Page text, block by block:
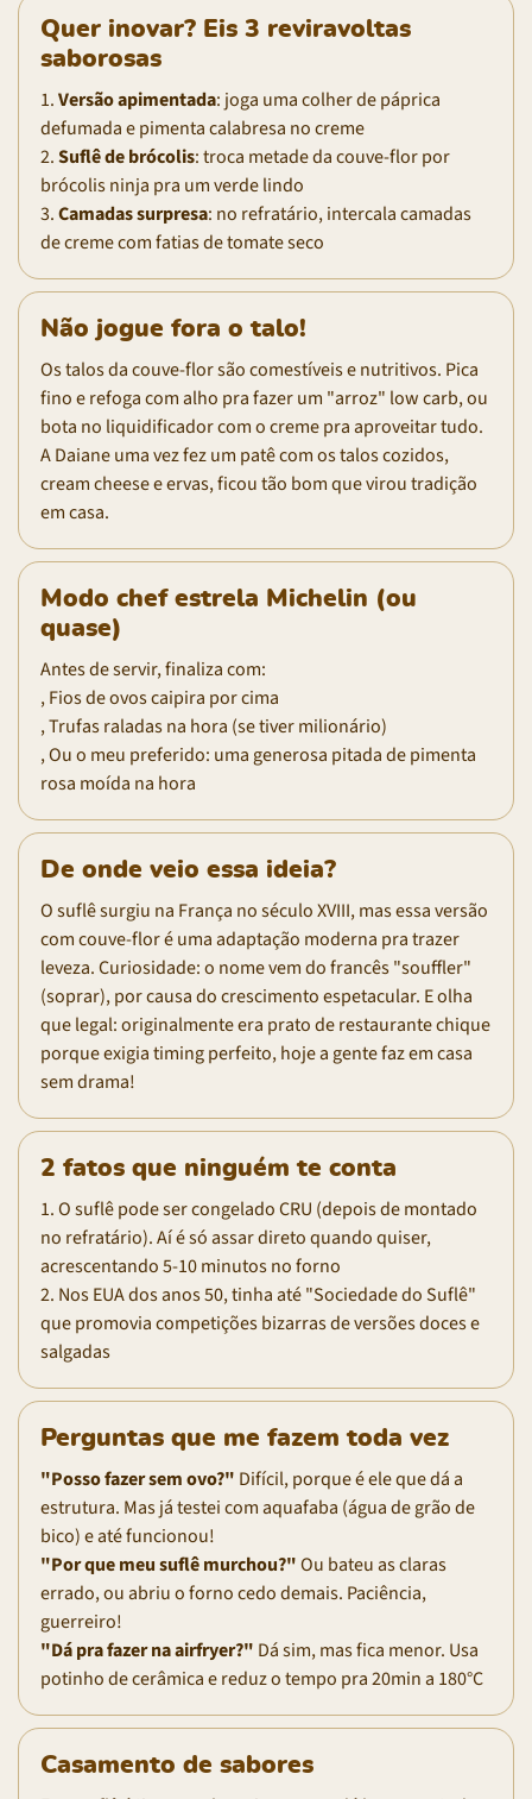
Quer inovar? Eis 3 reviravoltas
saborosas
1.Versão apimentada: joga uma colher de páprica
defumada e pimenta calabresa no creme
2.Suflê de brócolis: troca metade da couve-flor por
brócolis ninja pra um verde lindo
3.Camadas surpresa: no refratário, intercala camadas
de creme com fatias de tomate seco
Não jogue fora o talo!
Os talos da couve-flor são comestíveis e nutritivos. Pica
fino e refoga com alho pra fazer um "arroz" low carb, ou
bota no liquidificador com o creme pra aproveitar tudo.
A Daiane uma vez fez um patê com os talos cozidos,
cream cheese e ervas, ficou tão bom que virou tradição
em casa.
Modo chef estrela Michelin (ou
quase)
Antes de servir, finaliza com:
, Fios de ovos caipira por cima
, Trufas raladas na hora (se tiver milionário)
, Ou o meu preferido: uma generosa pitada de pimenta
rosa moída na hora
De onde veio essa ideia?
O suflê surgiu na França no século XVIII, mas essa versão
com couve-flor é uma adaptação moderna pra trazer
leveza. Curiosidade: o nome vem do francês "souffler"
(soprar), por causa do crescimento espetacular. E olha
que legal: originalmente era prato de restaurante chique
porque exigia timing perfeito, hoje a gente faz em casa
sem drama!
2 fatos que ninguém te conta
1. O suflê pode ser congelado CRU (depois de montado
no refratário). Aí é só assar direto quando quiser,
acrescentando 5-10 minutos no forno
2. Nos EUA dos anos 50, tinha até "Sociedade do Suflê"
que promovia competições bizarras de versões doces e
salgadas
Perguntas que me fazem toda vez
"Posso fazer sem ovo?" Difícil, porque é ele que dá a
estrutura. Mas já testei com aquafaba (água de grão de
bico) e até funcionou!
"Por que meu suflê murchou?"Ou bateu as claras
errado, ou abriu o forno cedo demais. Paciência,
guerreiro!
"Dá pra fazer na airfryer?" Dá sim, mas fica menor. Usa
potinho de cerâmica e reduz o tempo pra 20min a 180°C
Casamento de sabores